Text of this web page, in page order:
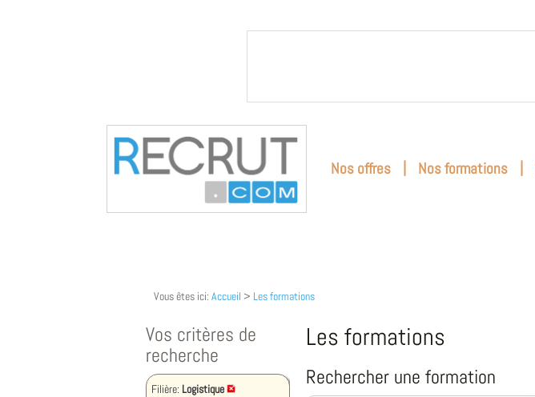
Nos offres | Nos formations |
Vous êtes ici: Accueil > Les formations
Vos critères de
recherche
Filière: Logistique
Les formations
Rechercher une formation